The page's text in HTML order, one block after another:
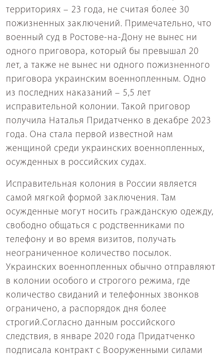
территориях – 23 года, не считая более 30
пожизненных заключений. Примечательно, что
военный суд в Ростове-на-Дону не вынес ни
одного приговора, который бы превышал 20
лет, а также не вынес ни одного пожизненного
приговора украинским военнопленным. Одно
из последних наказаний – 5,5 лет
исправительной колонии. Такой приговор
получила Наталья Придатченко в декабре 2023
года. Она стала первой известной нам
женщиной среди украинских военнопленных,
осужденных в российских судах.
Исправительная колония в России является
самой мягкой формой заключения. Там
осужденные могут носить гражданскую одежду,
свободно общаться с родственниками по
телефону и во время визитов, получать
неограниченное количество посылок.
Украинских военнопленных обычно отправляют
в колонии особого и строгого режима, где
количество свиданий и телефонных звонков
ограничено, а распорядок дня более
строгий.Согласно данным российского
следствия, в январе 2020 года Придатченко
подписала контракт с Вооруженными силами